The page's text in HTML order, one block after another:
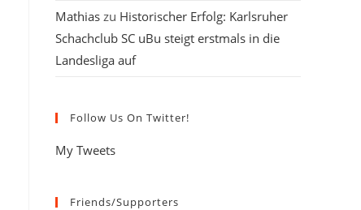
Mathias zu Historischer Erfolg: Karlsruher
Schachclub SC uBu steigt erstmals in die
Landesliga auf
Follow Us On Twitter!
My Tweets
Friends/Supporters